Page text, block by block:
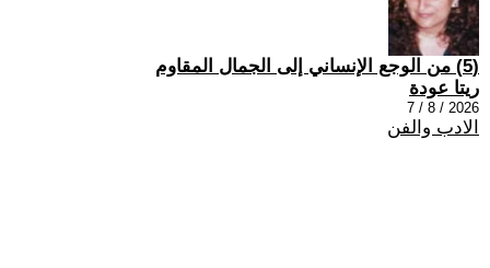
(5) من الوجع الإنساني إلى الجمال المقاوم
ريتا عودة
2026 / 8 / 7
الادب والفن